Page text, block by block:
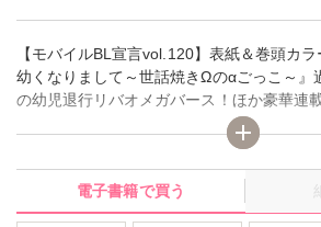
【モバイルBL宣言vol.120】表紙＆巻頭カ
幼くなりまして～世話焼きΩのαごっこ～』
の幼児退行リバオメガバース！ほか豪華連
ぶりビッチは脱がされる』、上川きち先生
カキ先生『入った銭湯はハッテン場でした
する挿入浴～』、本庄りえ先生『自惚れと
ペ同期の困った愛し方～』。
電子書籍で買う